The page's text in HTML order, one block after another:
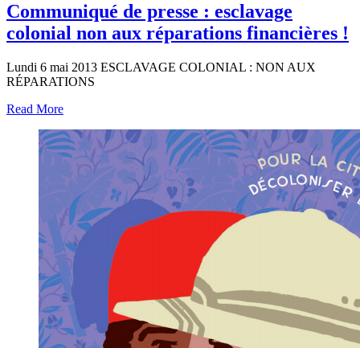
Communiqué de presse : esclavage
colonial non aux réparations financières !
Lundi 6 mai 2013 ESCLAVAGE COLONIAL : NON AUX
RÉPARATIONS
Read More